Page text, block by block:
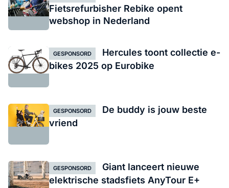
Fietsrefurbisher Rebike opent
webshop in Nederland
GESPONSORD
Hercules toont collectie e-
bikes 2025 op Eurobike
GESPONSORD
De buddy is jouw beste
vriend
GESPONSORD
Giant lanceert nieuwe
elektrische stadsfiets AnyTour E+